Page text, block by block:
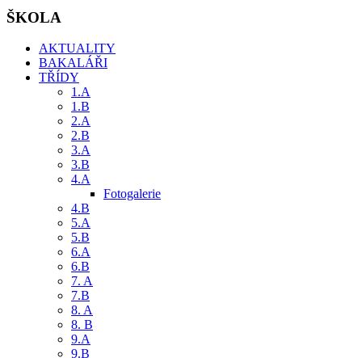
ŠKOLA
AKTUALITY
BAKALÁŘI
TŘÍDY
1.A
1.B
2.A
2.B
3.A
3.B
4.A
Fotogalerie
4.B
5.A
5.B
6.A
6.B
7. A
7.B
8. A
8. B
9.A
9.B